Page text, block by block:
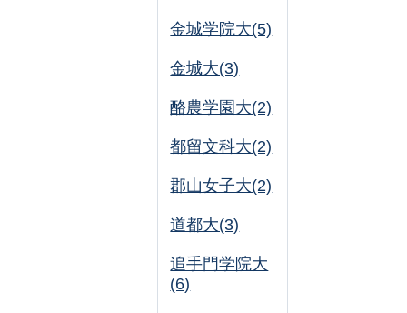
金城学院大(5)
金城大(3)
酪農学園大(2)
都留文科大(2)
郡山女子大(2)
道都大(3)
追手門学院大
(6)